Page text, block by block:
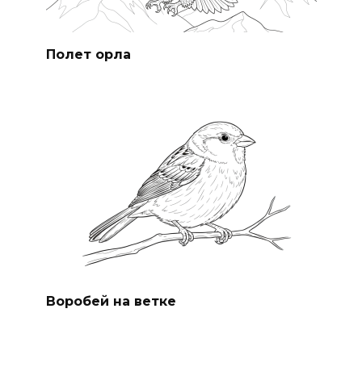
Полет орла
Воробей на ветке